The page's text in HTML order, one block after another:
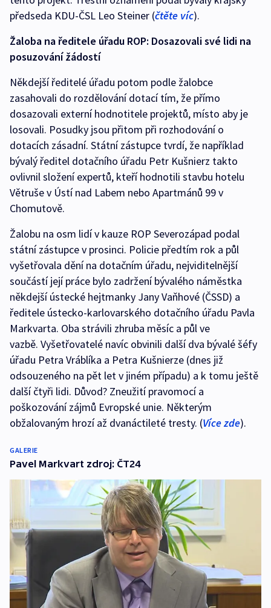
předseda KDU-ČSL Leo Steiner (čtěte víc).
Žaloba na ředitele úřadu ROP: Dosazovali své lidi na
posuzování žádostí
Někdejší ředitelé úřadu potom podle žalobce
zasahovali do rozdělování dotací tím, že přímo
dosazovali externí hodnotitele projektů, místo aby je
losovali. Posudky jsou přitom při rozhodování o
dotacích zásadní. Státní zástupce tvrdí, že například
bývalý ředitel dotačního úřadu Petr Kušnierz takto
ovlivnil složení expertů, kteří hodnotili stavbu hotelu
Větruše v Ústí nad Labem nebo Apartmánů 99 v
Chomutově.
Žalobu na osm lidí v kauze ROP Severozápad podal
státní zástupce v prosinci. Policie předtím rok a půl
vyšetřovala dění na dotačním úřadu, nejviditelnější
součástí její práce bylo zadržení bývalého náměstka
někdejší ústecké hejtmanky Jany Vaňhové (ČSSD) a
ředitele ústecko-karlovarského dotačního úřadu Pavla
Markvarta. Oba strávili zhruba měsíc a půl ve
vazbě. Vyšetřovatelé navíc obvinili další dva bývalé šéfy
úřadu Petra Vráblíka a Petra Kušnierze (dnes již
odsouzeného na pět let v jiném případu) a k tomu ještě
další čtyři lidi. Důvod? Zneužití pravomocí a
poškozování zájmů Evropské unie. Některým
obžalovaným hrozí až dvanáctileté tresty. (Více zde).
GALERIE
Pavel Markvart zdroj: ČT24